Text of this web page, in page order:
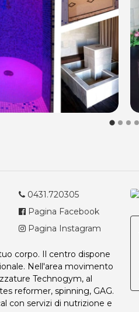
0431.720305
Pagina Facebook
Pagina Instagram
corpo. Il centro dispone
Nell'area movimento
Technogym, al
reformer, spinning, GAG.
con servizi di nutrizione e